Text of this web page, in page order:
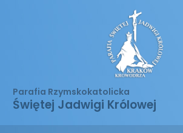
Parafia Rzymskokatolicka
Świętej Jadwigi Królowej